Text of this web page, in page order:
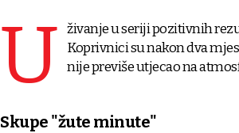
U živanje u seriji pozitivnih
Koprivnici su nakon dva
nije previše utjecao na
Skupe "žute minute"